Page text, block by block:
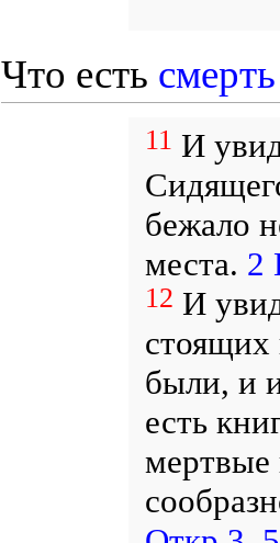
Что есть смерть
11 И
бежало
места. 2
12 И
стоящих
были, и
есть
мертвые